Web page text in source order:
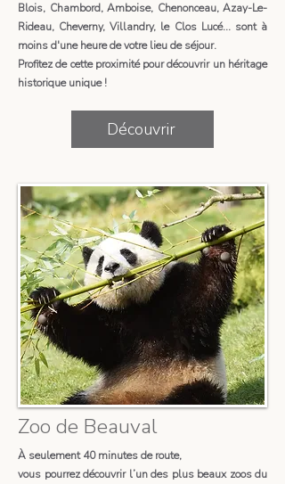
Blois, Chambord, Amboise, Chenonceau, Azay-Le-
Rideau, Cheverny, Villandry, le Clos Lucé... sont à
moins d'une heure de votre lieu de séjour.
Profitez de cette proximité pour découvrir un héritage
historique unique !
Découvrir
Zoo de Beauval
À seulement 40 minutes de route,
vous pourrez découvrir l’un des plus beaux zoos du